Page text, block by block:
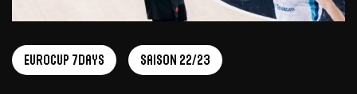
EuroCup 7Days Saison 22/23